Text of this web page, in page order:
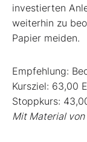
investierten
weiterhin zu
Papier meiden.
Empfehlung:
Kursziel: 63,00
Stoppkurs:
Mit Material von